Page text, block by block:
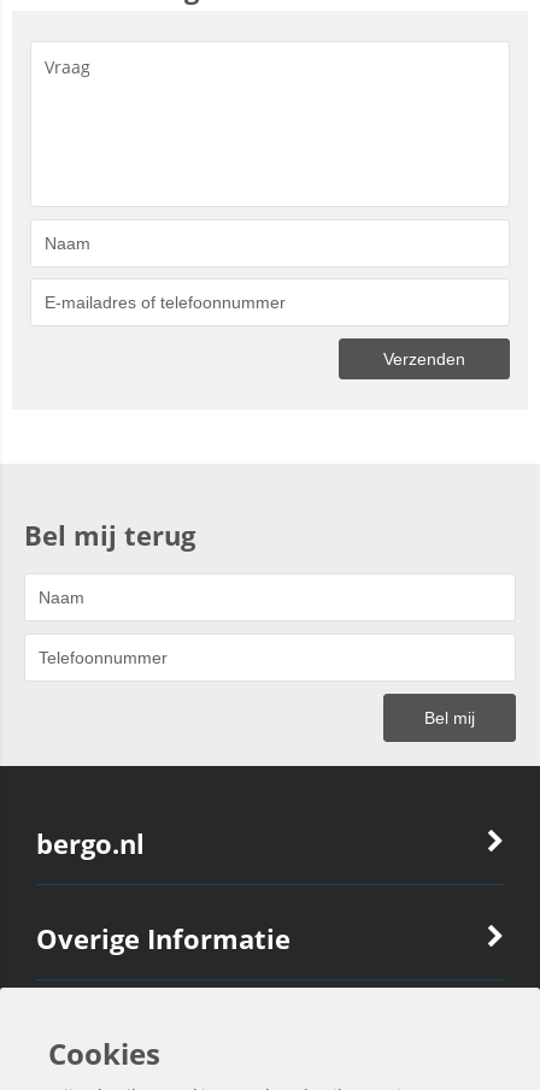
Bel mij terug
bergo.nl
Overige Informatie
Ook Interessant
Cookies